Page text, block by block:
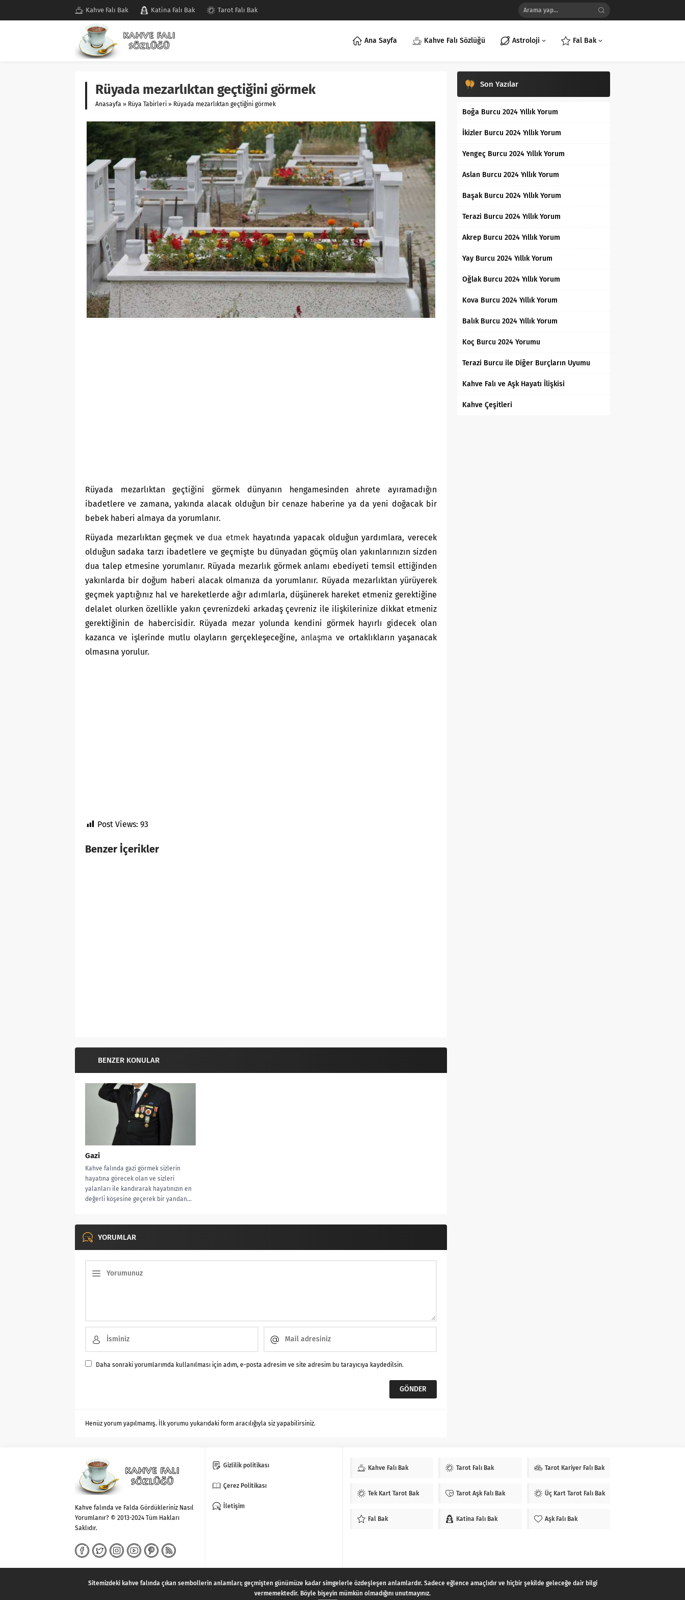
Kahve Falı Bak Katina Falı Bak Tarot Falı Bak
Ana Sayfa Kahve Falı Sözlüğü Astroloji Fal Bak
Rüyada mezarlıktan geçtiğini görmek
Anasayfa » Rüya Tabirleri » Rüyada mezarlıktan geçtiğini görmek
Rüyada mezarlıktan geçtiğini görmek dünyanın hengamesinden ahrete ayıramadığın
ibadetlere ve zamana, yakında alacak olduğun bir cenaze haberine ya da yeni doğacak bir
bebek haberi almaya da yorumlanır.
Rüyada mezarlıktan geçmek ve dua etmek hayatında yapacak olduğun yardımlara, verecek
olduğun sadaka tarzı ibadetlere ve geçmişte bu dünyadan göçmüş olan yakınlarınızın sizden
dua talep etmesine yorumlanır. Rüyada mezarlık görmek anlamı ebediyeti temsil ettiğinden
yakınlarda bir doğum haberi alacak olmanıza da yorumlanır. Rüyada mezarlıktan yürüyerek
geçmek yaptığınız hal ve hareketlerde ağır adımlarla, düşünerek hareket etmeniz gerektiğine
delalet olurken özellikle yakın çevrenizdeki arkadaş çevreniz ile ilişkilerinize dikkat etmeniz
gerektiğinin de habercisidir. Rüyada mezar yolunda kendini görmek hayırlı gidecek olan
kazanca ve işlerinde mutlu olayların gerçekleşeceğine, anlaşma ve ortaklıkların yaşanacak
olmasına yorulur.
Post Views: 93
Benzer İçerikler
BENZER KONULAR
Gazi
Kahve falında gazi görmek sizlerin
hayatına görecek olan ve sizleri
yalanları ile kandırarak hayatınızın en
değerli köşesine geçerek bir yandan...
YORUMLAR
Daha sonraki yorumlarımda kullanılması için adım, e-posta adresim ve site adresim bu tarayıcıya kaydedilsin.
Henüz yorum yapılmamış. İlk yorumu yukarıdaki form aracılığıyla siz yapabilirsiniz.
Son Yazılar
Boğa Burcu 2024 Yıllık Yorum
İkizler Burcu 2024 Yıllık Yorum
Yengeç Burcu 2024 Yıllık Yorum
Aslan Burcu 2024 Yıllık Yorum
Başak Burcu 2024 Yıllık Yorum
Terazi Burcu 2024 Yıllık Yorum
Akrep Burcu 2024 Yıllık Yorum
Yay Burcu 2024 Yıllık Yorum
Oğlak Burcu 2024 Yıllık Yorum
Kova Burcu 2024 Yıllık Yorum
Balık Burcu 2024 Yıllık Yorum
Koç Burcu 2024 Yorumu
Terazi Burcu ile Diğer Burçların Uyumu
Kahve Falı ve Aşk Hayatı İlişkisi
Kahve Çeşitleri
Kahve falında ve Falda Gördükleriniz Nasıl
Yorumlanır? © 2013-2024 Tüm Hakları
Saklıdır.
Gizlilik politikası
Çerez Politikası
İletişim
Kahve Falı Bak Tarot Falı Bak Tarot Kariyer Falı Bak
Tek Kart Tarot Bak Tarot Aşk Falı Bak Üç Kart Tarot Falı Bak
Fal Bak Katina Falı Bak Aşk Falı Bak
Sitemizdeki kahve falında çıkan sembollerin anlamları; geçmişten günümüze kadar simgelerle özdeşleşen anlamlardır. Sadece eğlence amaçlıdır ve hiçbir şekilde geleceğe dair bilgi
vermemektedir. Böyle bişeyin mümkün olmadığını unutmayınız.